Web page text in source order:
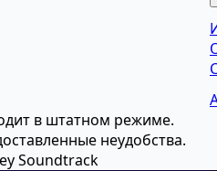
в штатном режиме.
неудобства.
Soundtrack